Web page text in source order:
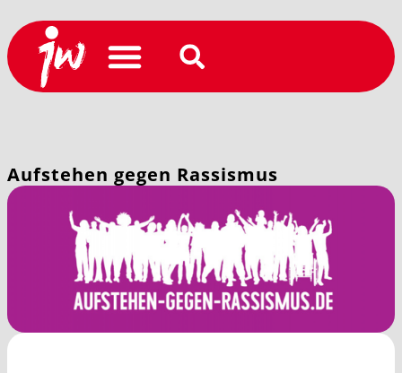
Aufstehen gegen Rassismus